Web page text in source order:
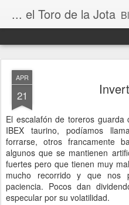
... el Toro de la Jota
APR
21
El escalafón de toreros
IBEX taurino, podíamos
forrarse, otros francamente
algunos que se mantienen
fuertes pero que tienen muy
mucho recorrido y que nos
paciencia. Pocos dan
especular por su volatilidad.